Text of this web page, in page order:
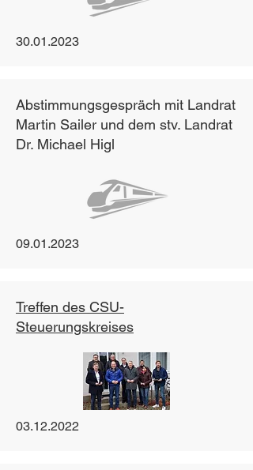
30.01.2023
Abstimmungsgespräch mit Landrat
Martin Sailer und dem stv. Landrat
Dr. Michael Higl
09.01.2023
Treffen des CSU-
Steuerungskreises
03.12.2022